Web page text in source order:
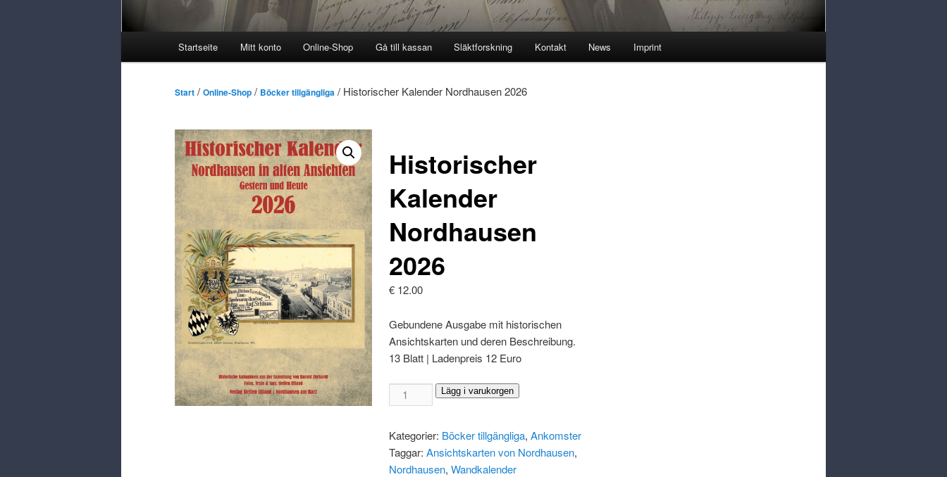
Startseite Mitt konto Online-Shop Gå till kassan Släktforskning Kontakt News Imprint
Start / Online-Shop / Böcker tillgängliga / Historischer Kalender Nordhausen 2026
Historischer
Kalender
Nordhausen
2026
€12.00
Gebundene Ausgabe mit historischen
Ansichtskarten und deren Beschreibung.
13 Blatt| Ladenpreis 12 Euro
Historischer
Kalender
2026
Menge
Lägg i varukorgen
Kategorier: Böcker tillgängliga, Ankomster
Taggar: Ansichtskarten von Nordhausen,
Nordhausen, Wandkalender